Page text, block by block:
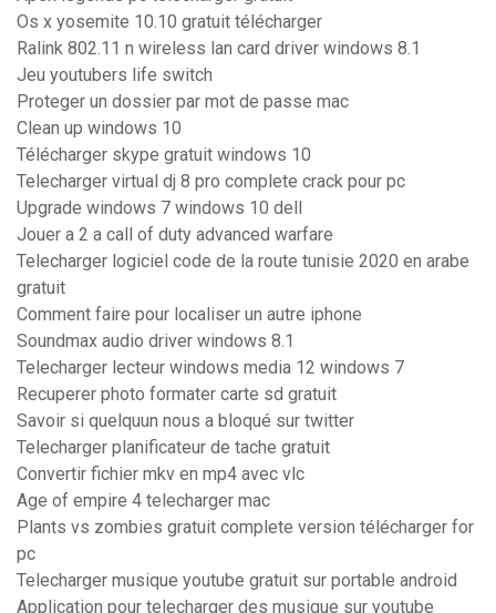
Os x yosemite 10.10 gratuit télécharger
Ralink 802.11 n wireless lan card driver windows 8.1
Jeu youtubers life switch
Proteger un dossier par mot de passe mac
Clean up windows 10
Télécharger skype gratuit windows 10
Telecharger virtual dj 8 pro complete crack pour pc
Upgrade windows 7 windows 10 dell
Jouer a 2 a call of duty advanced warfare
Telecharger logiciel code de la route tunisie 2020 en arabe
gratuit
Comment faire pour localiser un autre iphone
Soundmax audio driver windows 8.1
Telecharger lecteur windows media 12 windows 7
Recuperer photo formater carte sd gratuit
Savoir si quelquun nous a bloqué sur twitter
Telecharger planificateur de tache gratuit
Convertir fichier mkv en mp4 avec vlc
Age of empire 4 telecharger mac
Plants vs zombies gratuit complete version télécharger for
pc
Telecharger musique youtube gratuit sur portable android
Application pour telecharger des musique sur youtube